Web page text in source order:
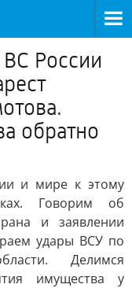
России
обратно
и мире к этому
Говорим об
и заявлении
удары ВСУ по
Делимся
имущества у